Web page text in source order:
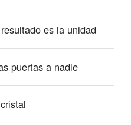
es la unidad
puertas a nadie